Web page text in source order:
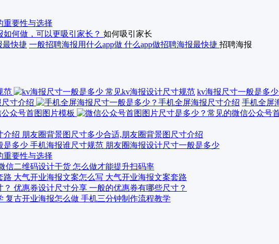
重要性与选择
如何做，可以更吸引家长？ 如何吸引家长
一般招聘海报用什么app做 什么app做招聘海报最快捷 招聘海报
kv海报尺寸一般是多
手机全屏
朋友圈背景图尺寸多少合适,朋友圈背景图尺寸介绍
手机海报谁尺寸规范 朋友圈海报设计尺寸一般是多少
重要性与选择
信二维码设计干货 怎么做才能提升扫码率
大气开业海报文案怎么写 大气开业海报文案套路
优惠券设计尺寸分享 一般的优惠券有哪些尺寸？
复古开业海报怎么做 手机三分钟制作流程教学